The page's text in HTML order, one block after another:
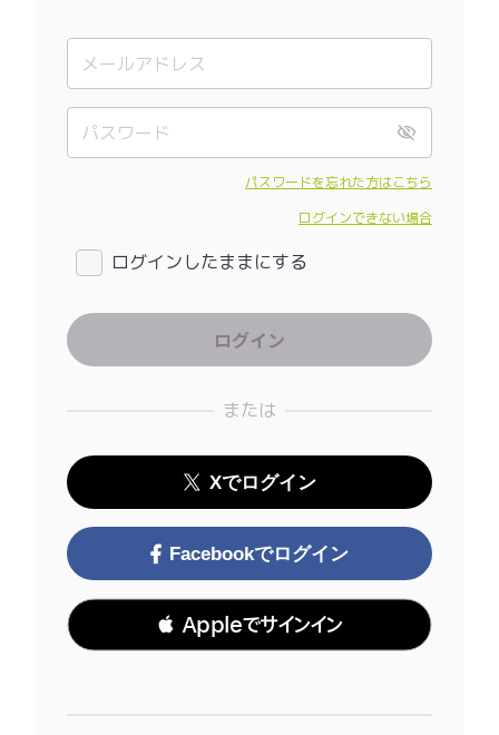
パスワードを忘れた方はこちら
ログインできない場合
ログインしたままにする
または
Xでログイン
Facebookでログイン
 Appleでサインイン